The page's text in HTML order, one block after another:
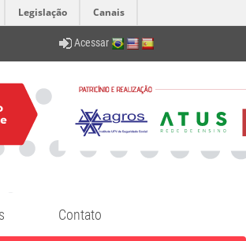
Legislação Canais
Acessar
Contato